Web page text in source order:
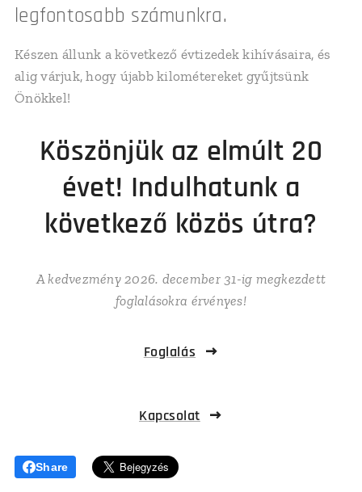
legfontosabb számunkra.
Készen állunk a következő évtizedek kihívásaira, és
alig várjuk, hogy újabb kilométereket gyűjtsünk
Önökkel!
Köszönjük az elmúlt 20
évet! Indulhatunk a
következő közös útra?
A kedvezmény 2026. december 31-ig megkezdett
foglalásokra érvényes!
Foglalás
Kapcsolat
Share